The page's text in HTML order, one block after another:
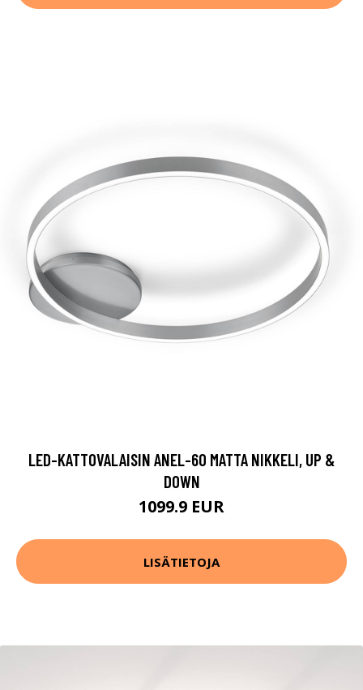
LED-KATTOVALAISIN ANEL-60 MATTA NIKKELI, UP &
DOWN
1099.9 EUR
LISÄTIETOJA